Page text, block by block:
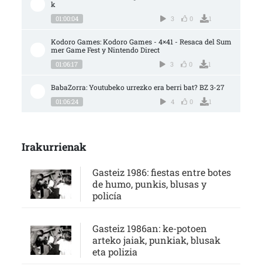
k
01:00:04 3 0 1
Kodoro Games: Kodoro Games - 4×41 - Resaca del Sum
mer Game Fest y Nintendo Direct
01:06:17 3 0 1
BabaZorra: Youtubeko urrezko era berri bat? BZ 3-27
01:06:24 4 0 1
Irakurrienak
Gasteiz 1986: fiestas entre botes
de humo, punkis, blusas y
policía
Gasteiz 1986an: ke-potoen
arteko jaiak, punkiak, blusak
eta polizia